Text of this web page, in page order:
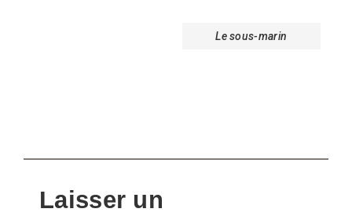
Le sous-marin
Laisser un